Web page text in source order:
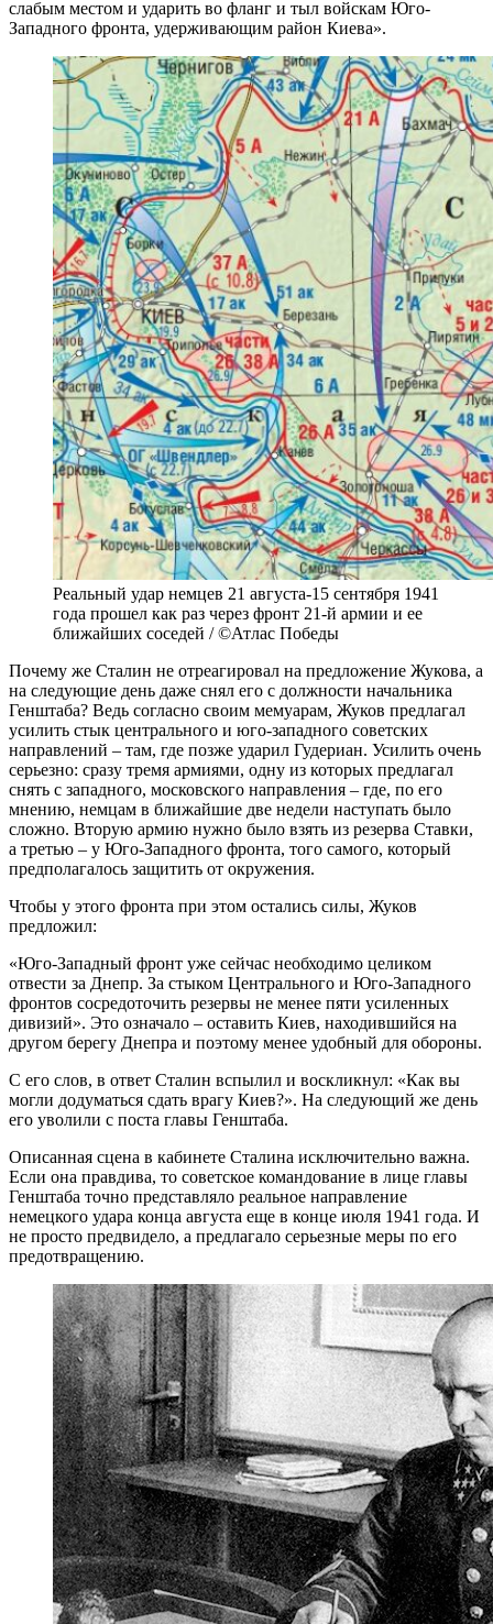
слабым местом и ударить во фланг и тыл войскам Юго-
Западного фронта, удерживающим район Киева».
Реальный удар немцев 21 августа-15 сентября 1941
года прошел как раз через фронт 21-й армии и ее
ближайших соседей / ©Атлас Победы
Почему же Сталин не отреагировал на предложение Жукова, а
на следующие день даже снял его с должности начальника
Генштаба? Ведь согласно своим мемуарам, Жуков предлагал
усилить стык центрального и юго-западного советских
направлений – там, где позже ударил Гудериан. Усилить очень
серьезно: сразу тремя армиями, одну из которых предлагал
снять с западного, московского направления – где, по его
мнению, немцам в ближайшие две недели наступать было
сложно. Вторую армию нужно было взять из резерва Ставки,
а третью – у Юго-Западного фронта, того самого, который
предполагалось защитить от окружения.
Чтобы у этого фронта при этом остались силы, Жуков
предложил:
«Юго-Западный фронт уже сейчас необходимо целиком
отвести за Днепр. За стыком Центрального и Юго-Западного
фронтов сосредоточить резервы не менее пяти усиленных
дивизий». Это означало – оставить Киев, находившийся на
другом берегу Днепра и поэтому менее удобный для обороны.
С его слов, в ответ Сталин вспылил и воскликнул: «Как вы
могли додуматься сдать врагу Киев?». На следующий же день
его уволили с поста главы Генштаба.
Описанная сцена в кабинете Сталина исключительно важна.
Если она правдива, то советское командование в лице главы
Генштаба точно представляло реальное направление
немецкого удара конца августа еще в конце июля 1941 года. И
не просто предвидело, а предлагало серьезные меры по его
предотвращению.